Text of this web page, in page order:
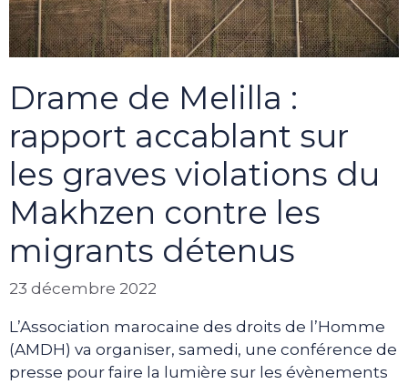
Drame de Melilla :
rapport accablant sur
les graves violations du
Makhzen contre les
migrants détenus
23 décembre 2022
L’Association marocaine des droits de l’Homme
(AMDH) va organiser, samedi, une conférence de
presse pour faire la lumière sur les évènements